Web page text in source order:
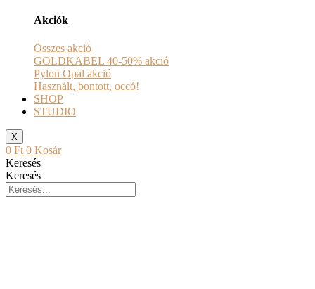
Akciók
Összes akció
GOLDKABEL 40-50% akció
Pylon Opal akció
Használt, bontott, occó!
SHOP
STUDIO
X
0 Ft 0 Kosár
Keresés
Keresés